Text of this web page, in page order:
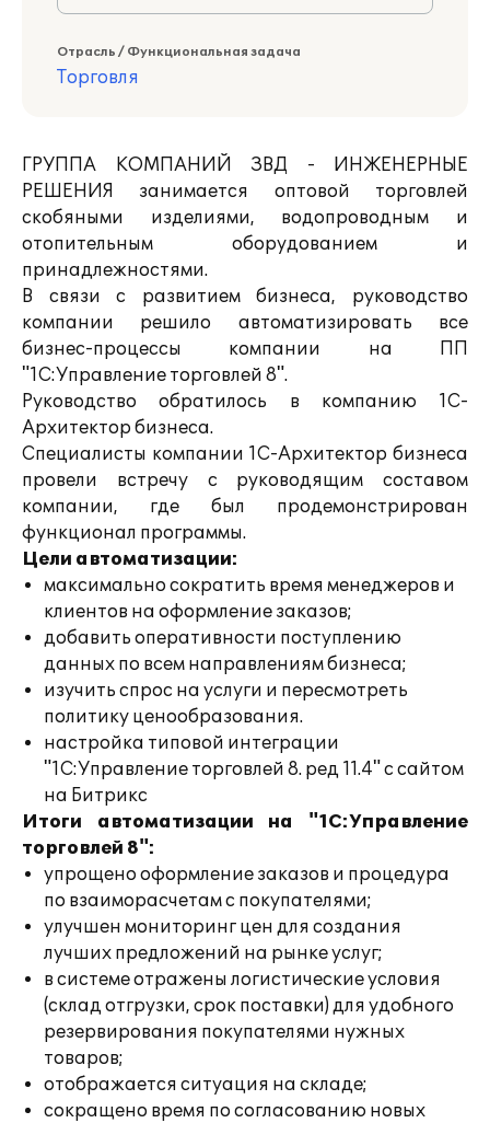
Отрасль / Функциональная задача
Торговля
ГРУППА КОМПАНИЙ ЗВД - ИНЖЕНЕРНЫЕ
РЕШЕНИЯ занимается оптовой торговлей
скобяными изделиями, водопроводным и
отопительным оборудованием и
принадлежностями.
В связи с развитием бизнеса, руководство
компании решило автоматизировать все
бизнес-процессы компании на ПП
"1С:Управление торговлей 8".
Руководство обратилось в компанию 1С-
Архитектор бизнеса.
Специалисты компании 1С-Архитектор бизнеса
провели встречу с руководящим составом
компании, где был продемонстрирован
функционал программы.
Цели автоматизации:
максимально сократить время менеджеров и
клиентов на оформление заказов;
добавить оперативности поступлению
данных по всем направлениям бизнеса;
изучить спрос на услуги и пересмотреть
политику ценообразования.
настройка типовой интеграции
"1С:Управление торговлей 8. ред 11.4" с сайтом
на Битрикс
Итоги автоматизации на "1С:Управление
торговлей 8":
упрощено оформление заказов и процедура
по взаиморасчетам с покупателями;
улучшен мониторинг цен для создания
лучших предложений на рынке услуг;
в системе отражены логистические условия
(склад отгрузки, срок поставки) для удобного
резервирования покупателями нужных
товаров;
отображается ситуация на складе;
сокращено время по согласованию новых